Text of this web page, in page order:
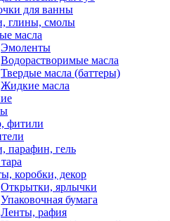
для ванны
глины, смолы
масла
Эмоленты
Водорастворимые масла
Твердые масла (баттеры)
Жидкие масла
фитили
парафин, гель
коробки, декор
Открытки, ярлычки
Упаковочная бумага
Ленты, рафия